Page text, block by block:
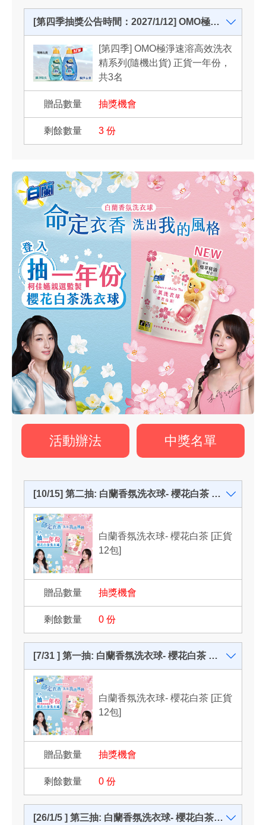
[第四季抽獎公告時間：2027/1/12] OMO極淨速溶高效洗衣精系列(隨機出貨) 正貨一年份，共3名
[第四季] OMO極淨速溶高效洗衣
精系列(隨機出貨) 正貨一年份，
共3名
抽獎機會
3 份
活動辦法 中獎名單
[10/15] 第二抽: 白蘭香氛洗衣球- 櫻花白茶 正貨12包- 共2名
白蘭香氛洗衣球- 櫻花白茶 [正貨
12包]
抽獎機會
0 份
[7/31 ] 第一抽: 白蘭香氛洗衣球- 櫻花白茶 正貨12包- 共2名
白蘭香氛洗衣球- 櫻花白茶 [正貨
12包]
抽獎機會
0 份
[26/1/5 ] 第三抽: 白蘭香氛洗衣球- 櫻花白茶 正貨12包- 共2名